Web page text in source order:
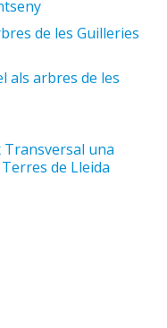
de les Guilleries
als arbres de les
Transversal una
de Lleida